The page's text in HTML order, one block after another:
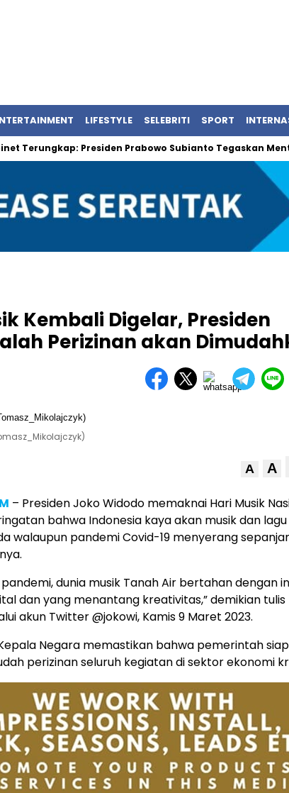
LIFESTYLE SELEBRITI SPORT
Presiden Prabowo Subianto Tegaskan Menteri
Kembali Digelar, Presiden
Perizinan akan
A A
– Presiden Joko Widodo memaknai Hari Musik
bahwa Indonesia kaya akan musik dan
walaupun pandemi Covid-19 menyerang
dunia musik Tanah Air bertahan dengan
dan yang menantang kreativitas,” demikian tulis
akun Twitter @jokowi, Kamis 9 Maret 2023.
Negara memastikan bahwa pemerintah siap
perizinan seluruh kegiatan di sektor ekonomi